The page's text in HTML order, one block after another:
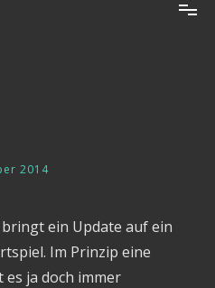
2014
bringt ein Update auf ein
Im Prinzip eine
ja doch immer